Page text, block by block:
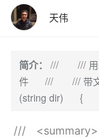
天伟
简介：
/// /// 用递
件 /// /// 带文
(string dir) {
///
<summary>